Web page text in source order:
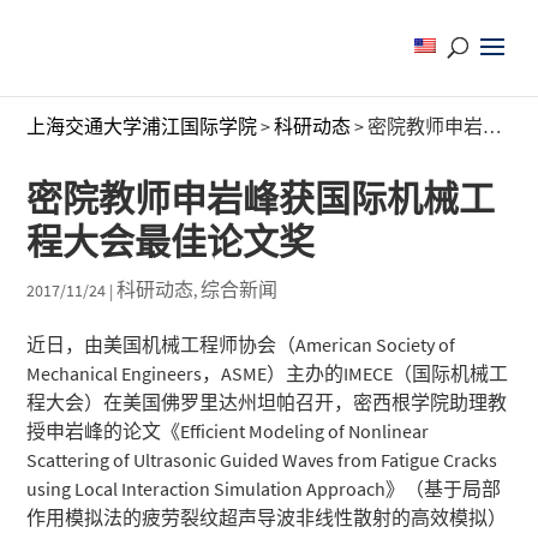
上海交通大学浦江国际学院>科研动态> 密院教师申岩峰获国际机械工程大会最佳论文奖
密院教师申岩峰获国际机械工
程大会最佳论文奖
2017/11/24 |科研动态,综合新闻
近日，由美国机械工程师协会（American Society of
Mechanical Engineers，ASME）主办的IMECE（国际机械工
程大会）在美国佛罗里达州坦帕召开，密西根学院助理教
授申岩峰的论文《Efficient Modeling of Nonlinear
Scattering of Ultrasonic Guided Waves from Fatigue Cracks
using Local Interaction Simulation Approach》（基于局部
作用模拟法的疲劳裂纹超声导波非线性散射的高效模拟）